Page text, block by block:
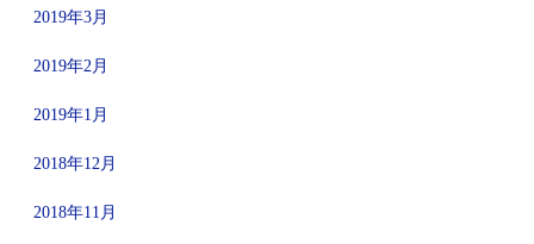
2019年3月
2019年2月
2019年1月
2018年12月
2018年11月